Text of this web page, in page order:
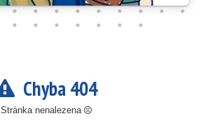
Chyba 404
Stránka nenalezena